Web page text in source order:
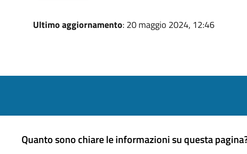
Ultimo aggiornamento: 20 maggio 2024, 12:46
Quanto sono chiare le informazioni su questa